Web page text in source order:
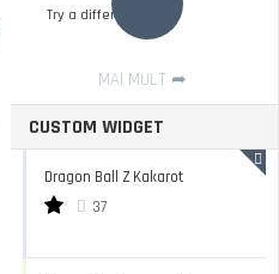
Try a different filter
MAI MULT
CUSTOM WIDGET
Dragon Ball Z Kakarot
37